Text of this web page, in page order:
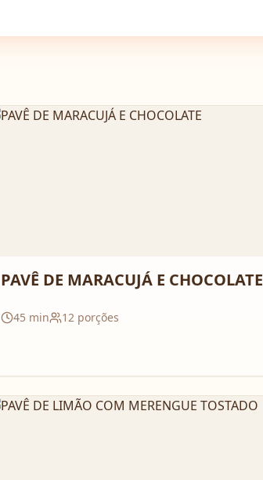
PAVÊ DE MARACUJÁ E CHOCOLATE
45 min 12 porções